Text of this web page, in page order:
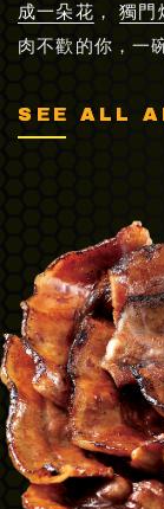
成一朵花 ，獨門
肉不歡的你，一
SEE ALL